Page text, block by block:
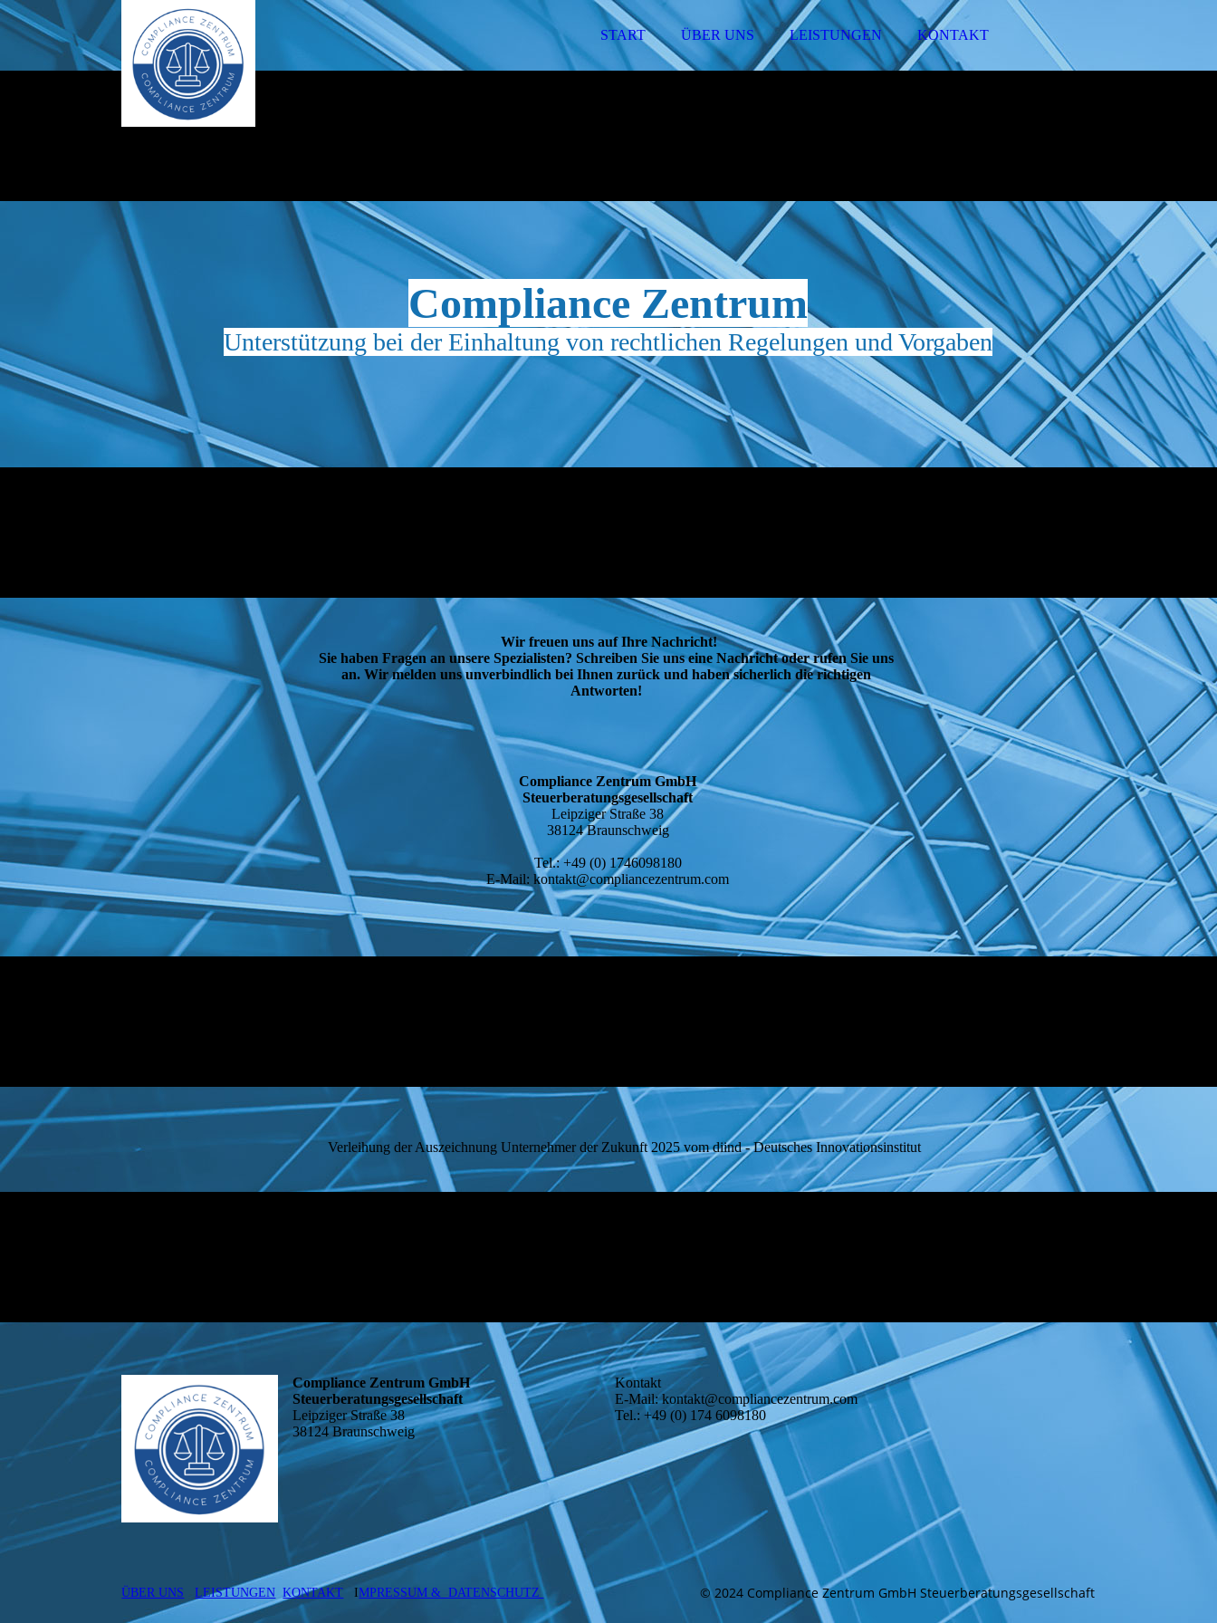
START ÜBER UNS LEISTUNGEN KONTAKT
Compliance Zentrum
Unterstützung bei der Einhaltung von rechtlichen Regelungen und Vorgaben
Wir freuen uns auf Ihre Nachricht!
Sie haben Fragen an unsere Spezialisten? Schreiben Sie uns eine Nachricht oder rufen Sie uns
an. Wir melden uns unverbindlich bei Ihnen zurück und haben sicherlich die richtigen
Antworten!
Compliance Zentrum GmbH
Steuerberatungsgesellschaft
Leipziger Straße 38
38124 Braunschweig
Tel.: +49 (0) 1746098180
E-Mail: kontakt@compliancezentrum.com
Verleihung der Auszeichnung Unternehmer der Zukunft 2025 vom diind - Deutsches Innovationsinstitut
Compliance Zentrum GmbH
Steuerberatungsgesellschaft
Leipziger Straße 38
38124 Braunschweig
Kontakt
E-Mail: kontakt@compliancezentrum.com
Tel.: +49 (0) 174 6098180
ÜBER UNS LEISTUNGEN KONTAKT IMPRESSUM & DATENSCHUTZ © 2024 Compliance Zentrum GmbH Steuerberatungsgesellschaft